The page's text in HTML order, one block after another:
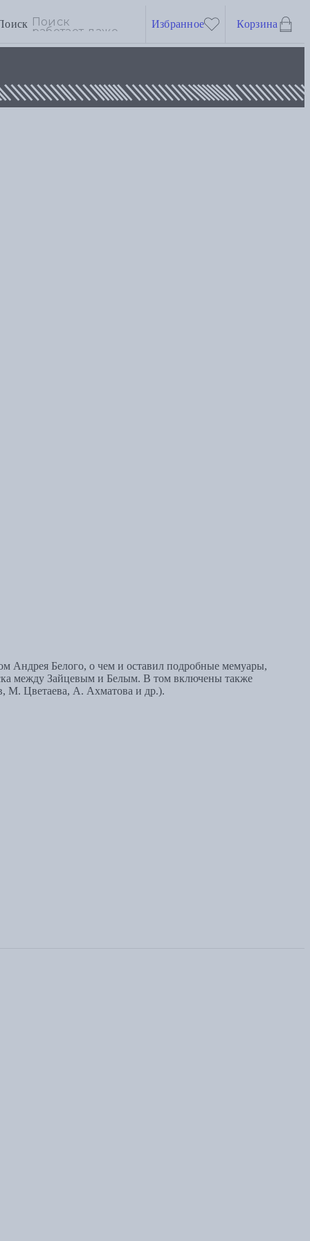
Избранное Корзина
Андрея Белого, о чем и оставил подробные мемуары,
между Зайцевым и Белым. В том включены также
М. Цветаева, А. Ахматова и др.).